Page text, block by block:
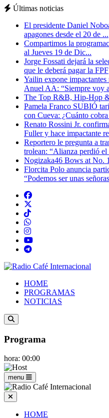
Últimas noticias
El presidente Daniel
apagones desde el 20 de ...
Compartimos la
al Jueves 19 de Dic...
Jorge Fossati dejará la
que le deberá pagar la FPF
Yailin expone
Anuel AA: “Siempre voy
The Top R&B, Hip-Hop
Pamela Franco SUBIÓ
con Cueva: ¿Cuánto
Renato Rossini Jr.
Fuller y hace impactante
Reportero le pregunta a
trolean: “Alianza perdió el
Nogizaka46 Bows at No.
Florcita Polo anuncia
“Podemos ser unas
HOME
PROGRAMAS
NOTICIAS
Programa
hora: 00:00
menu
HOME